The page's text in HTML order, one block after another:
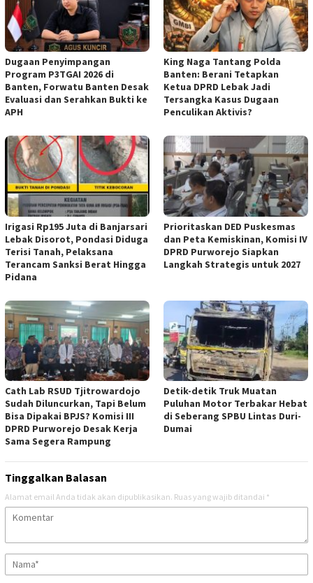
Dugaan Penyimpangan
Program P3TGAI 2026 di
Banten, Forwatu Banten Desak
Evaluasi dan Serahkan Bukti ke
APH
‎King Naga Tantang Polda
Banten: Berani Tetapkan
Ketua DPRD Lebak Jadi
Tersangka Kasus Dugaan
Penculikan Aktivis? ‎
Irigasi Rp195 Juta di Banjarsari
Lebak Disorot, Pondasi Diduga
Terisi Tanah, Pelaksana
Terancam Sanksi Berat Hingga
Pidana
‎Prioritaskan DED Puskesmas
dan Peta Kemiskinan, Komisi IV
DPRD Purworejo Siapkan
Langkah Strategis untuk 2027 ‎
‎Cath Lab RSUD Tjitrowardojo
Sudah Diluncurkan, Tapi Belum
Bisa Dipakai BPJS? Komisi III
DPRD Purworejo Desak Kerja
Sama Segera Rampung
Detik-detik Truk Muatan
Puluhan Motor Terbakar Hebat
di Seberang SPBU Lintas Duri-
Dumai
Tinggalkan Balasan
Alamat email Anda tidak akan dipublikasikan. Ruas yang wajib ditandai *